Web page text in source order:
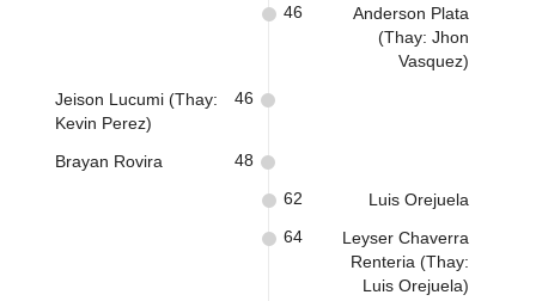
Anderson Plata
(Thay: Jhon
Vasquez)
46
Jeison Lucumi (Thay:
Kevin Perez)
46
Brayan Rovira 48
Luis Orejuela
62
Leyser Chaverra
Renteria (Thay:
Luis Orejuela)
64